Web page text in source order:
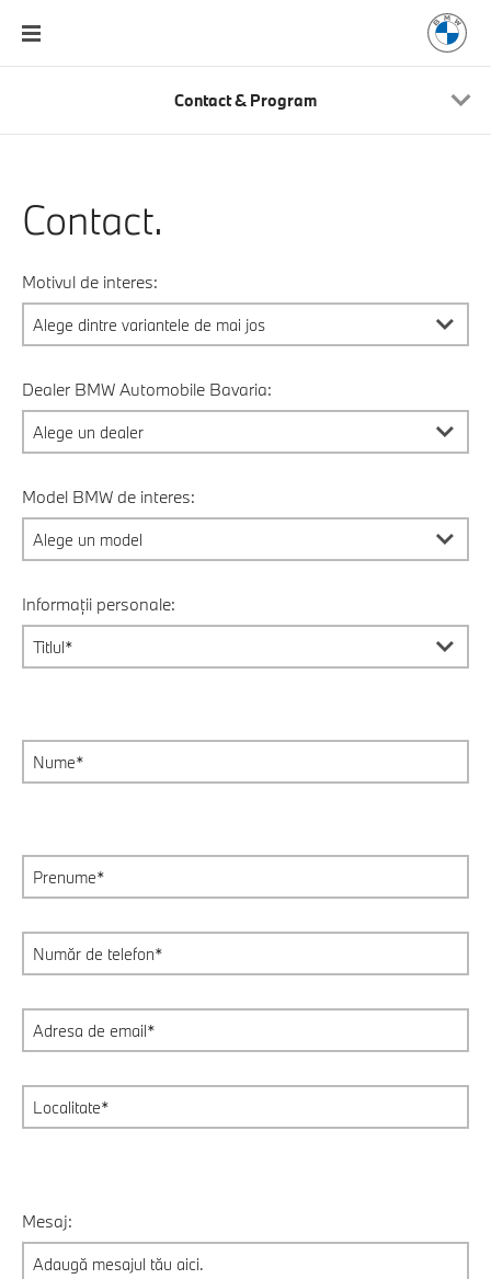
Contact & Program
Contact.
Motivul de interes:
Dealer BMW Automobile Bavaria:
Model BMW de interes:
Informații personale:
Mesaj: